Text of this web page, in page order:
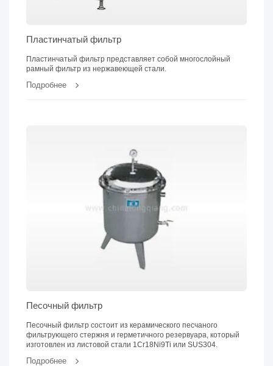
Пластинчатый фильтр
Пластинчатый фильтр представляет собой многослойный
рамный фильтр из нержавеющей стали.
Подробнее
Песочный фильтр
Песочный фильтр состоит из керамического песчаного
фильтрующего стержня и герметичного резервуара, который
изготовлен из листовой стали 1Cr18Ni9Ti или SUS304.
Подробнее